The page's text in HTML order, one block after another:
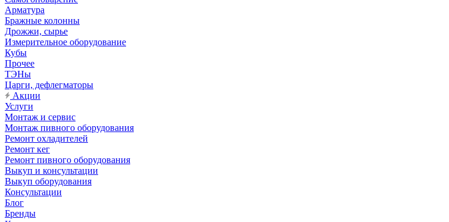
Арматура
Бражные колонны
Дрожжи, сырье
Измерительное оборудование
Кубы
Прочее
ТЭНы
Царги, дефлегматоры
Акции
Услуги
Монтаж и сервис
Монтаж пивного оборудования
Ремонт охладителей
Ремонт кег
Ремонт пивного оборудования
Выкуп и консультации
Выкуп оборудования
Консультации
Блог
Бренды